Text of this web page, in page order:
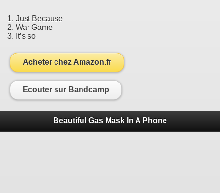
1. Just Because
2. War Game
3. It’s so
Acheter chez Amazon.fr
Ecouter sur Bandcamp
Beautiful Gas Mask In A Phone